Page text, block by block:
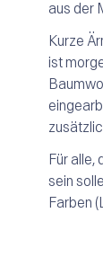
aus der
Kurze
ist
Für alle,
sein
Farben